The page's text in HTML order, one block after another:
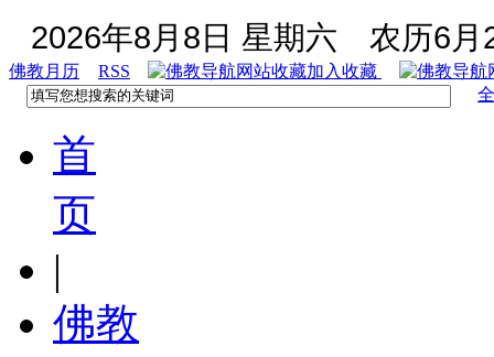
2026年8月8日 星期六 农历6月
佛教月历 RSS
加入收藏
首
页
|
佛教